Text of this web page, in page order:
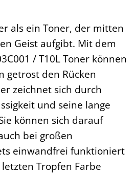
als ein Toner, der mitten
Geist aufgibt. Mit dem
/ T10L Toner können
getrost den Rücken
zeichnet sich durch
und seine lange
können sich darauf
bei großen
einwandfrei funktioniert
Tropfen Farbe